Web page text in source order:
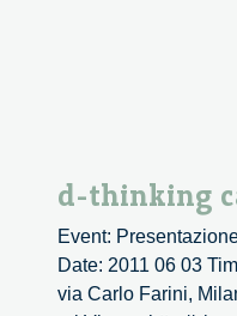
d-thinking
Event:
Date: 2011 06 03
via Carlo Farini,